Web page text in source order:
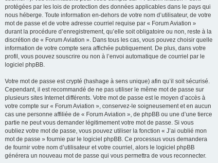
protégées par les lois de protection des données applicables dans le pays qui
nous héberge. Toute information en-dehors de votre nom d’utilisateur, de votre
mot de passe et de votre adresse courriel requise par « Forum Aviation »
durant la procédure d’enregistrement, qu’elle soit obligatoire ou non, reste à la
discrétion de « Forum Aviation ». Dans tous les cas, vous pouvez choisir quelle
information de votre compte sera affichée publiquement. De plus, dans votre
profil, vous pouvez souscrire ou non à l’envoi automatique de courriel par le
logiciel phpBB.
Votre mot de passe est crypté (hashage à sens unique) afin qu’il soit sécurisé.
Cependant, il est recommandé de ne pas utiliser le même mot de passe sur
plusieurs sites Internet différents. Votre mot de passe est le moyen d’accès à
votre compte sur « Forum Aviation », conservez-le soigneusement et en aucun
cas une personne affiliée de « Forum Aviation », de phpBB ou une d’une tierce
partie ne peut vous demander légitimement votre mot de passe. Si vous
oubliez votre mot de passe, vous pouvez utiliser la fonction « J’ai oublié mon
mot de passe » fournie par le logiciel phpBB. Ce processus vous demandera
de fournir votre nom d’utilisateur et votre courriel, alors le logiciel phpBB
générera un nouveau mot de passe qui vous permettra de vous reconnecter.